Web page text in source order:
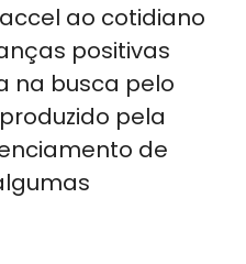
ao cotidiano
positivas
na busca pelo
pela
de